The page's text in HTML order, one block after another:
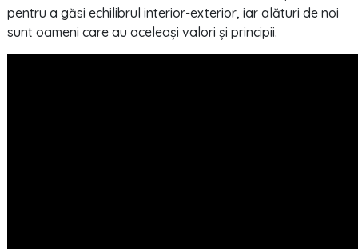
pentru a găsi echilibrul interior-exterior, iar alături de noi
sunt oameni care au aceleași valori și principii.